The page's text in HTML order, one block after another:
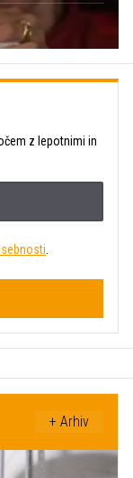
z lepotnimi in
+ Arhiv